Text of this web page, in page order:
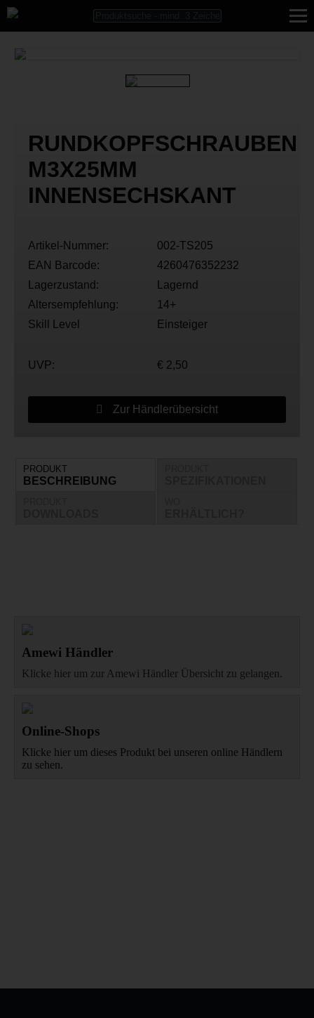
RUNDKOPFSCHRAUBEN
M3X25MM
INNENSECHSKANT
Artikel-Nummer:
002-TS205
EAN Barcode:
4260476352232
Lagerzustand:
Lagernd
Altersempfehlung:
14+
Skill Level
Einsteiger
UVP: € 2,50
Zur Händlerübersicht
PRODUKT
BESCHREIBUNG
Amewi Händler
Klicke hier um zur Amewi Händler Übersicht zu gelangen.
Online-Shops
Klicke hier um dieses Produkt bei unseren online Händlern
zu sehen.